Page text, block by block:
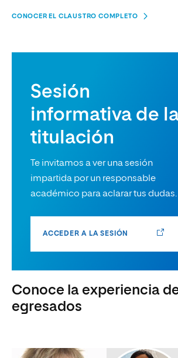
CONOCER EL CLAUSTRO COMPLETO
Sesión
informativa de
titulación
Te invitamos a ver una sesión
impartida por un responsable
académico para aclarar tus dudas.
ACCEDER A LA SESIÓN
Conoce la experiencia
egresados